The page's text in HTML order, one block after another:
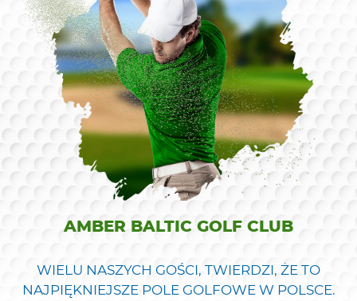
AMBER BALTIC GOLF CLUB
WIELU NASZYCH GOŚCI, TWIERDZI, ŻE TO
NAJPIĘKNIEJSZE POLE GOLFOWE W POLSCE.